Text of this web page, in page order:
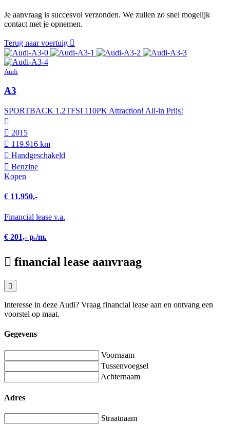
Je aanvraag is succesvol verzonden. We zullen zo snel mogelijk
contact met je opnemen.
Terug naar voertuig
Audi
A3
SPORTBACK 1.2TFSI 110PK Attraction! All-in Prijs!
2015
119.916 km
Hand­geschakeld
Benzine
Kopen
€ 11.950,-
Financial lease v.a.
€ 201,- p./m.
financial lease aanvraag
Interesse in deze Audi? Vraag financial lease aan en ontvang een
voorstel op maat.
Gegevens
Voornaam
Tussenvoegsel
Achternaam
Adres
Straatnaam